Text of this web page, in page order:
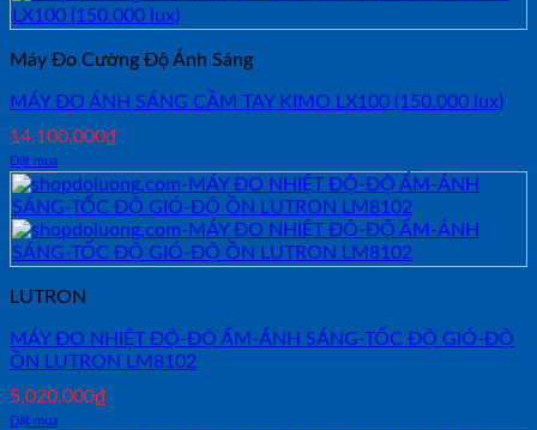
Máy Đo Cường Độ Ánh Sáng
MÁY ĐO ÁNH SÁNG CẦM TAY KIMO LX100 (150.000 lux)
14,100,000₫
Đặt mua
LUTRON
MÁY ĐO NHIỆT ĐỘ-ĐỘ ẨM-ÁNH SÁNG-TỐC ĐỘ GIÓ-ĐỘ
ỒN LUTRON LM8102
5,020,000₫
Đặt mua